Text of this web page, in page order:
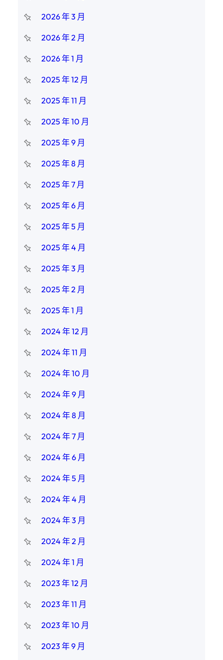
2026 年 3 月
2026 年 2 月
2026 年 1 月
2025 年 12 月
2025 年 11 月
2025 年 10 月
2025 年 9 月
2025 年 8 月
2025 年 7 月
2025 年 6 月
2025 年 5 月
2025 年 4 月
2025 年 3 月
2025 年 2 月
2025 年 1 月
2024 年 12 月
2024 年 11 月
2024 年 10 月
2024 年 9 月
2024 年 8 月
2024 年 7 月
2024 年 6 月
2024 年 5 月
2024 年 4 月
2024 年 3 月
2024 年 2 月
2024 年 1 月
2023 年 12 月
2023 年 11 月
2023 年 10 月
2023 年 9 月